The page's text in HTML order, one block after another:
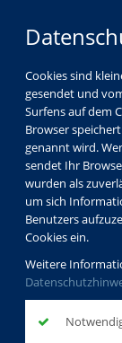
Cookies sind
gesendet und
Surfens auf dem
Browser
genannt wird.
sendet Ihr
wurden als
um sich
Benutzers
Cookies ein.
Weitere
vhs
Yvonne
Yvonne